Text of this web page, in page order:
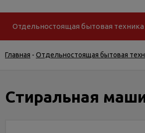
Отдельностоящая бытовая техника
Главная - Отдельностоящая бытовая
Стиральная